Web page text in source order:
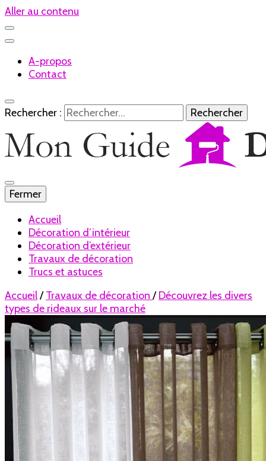
Aller au contenu
A-propos
Contact
Rechercher :
Mon Guide
Déco
Le blog de la décoration
Fermer
Accueil
Décoration d’intérieur
Décoration d’extérieur
Travaux de décoration
Trucs et astuces
Accueil/ Travaux de décoration / Découvrez les divers
types de rideaux sur le marché